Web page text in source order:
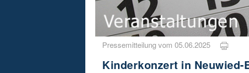
Pressemitteilung vom 05.06.2025
Kinderkonzert in